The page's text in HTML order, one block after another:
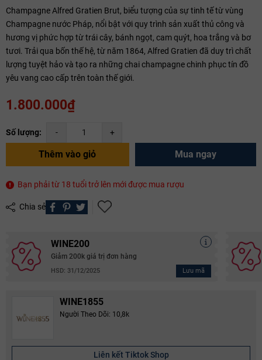
Champagne Alfred Gratien Brut, biểu tượng của sự tinh tế từ vùng
Champagne nước Pháp, nổi bật với quy trình sản xuất thủ công và
hương vị phức hợp từ trái cây, bánh ngọt, cam quýt, hoa trắng và bơ
tươi. Trải qua bốn thế hệ, từ năm 1864, Alfred Gratien đã duy trì chất
lượng tuyệt hảo và tạo ra những chai champagne chinh phục tín đồ
yêu vang cao cấp trên toàn thế giới.
1.800.000₫
Số lượng: - +
Thêm vào giỏ Mua ngay
Bạn phải từ 18 tuổi trở lên mới được mua rượu
Chia sẻ
WINE200
Giảm 200k giá trị đơn hàng
HSD: 31/12/2025 Lưu mã
WINE1855
Người Theo Dõi: 10,8k
Liên kết Tiktok Shop